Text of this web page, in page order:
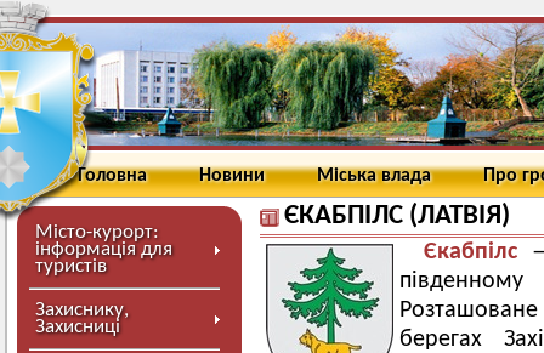
Головна Новини Міська влада Про
Місто-курорт:
інформація для
туристів
Захиснику,
Захисниці
ЄКАБПІЛС (ЛАТВІЯ)
Єкабпілс
Розташоване
берегах